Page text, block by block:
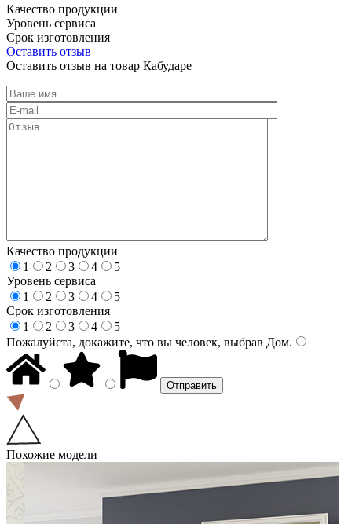
Качество продукции
Уровень сервиса
Срок изготовления
Оставить отзыв
Оставить отзыв на товар Кабударе
Качество продукции
1
2 3 4
5
Уровень сервиса
1
2 3 4
5
Срок изготовления
1
2 3 4
5
Пожалуйста, докажите, что вы человек, выбрав Дом.
Похожие модели